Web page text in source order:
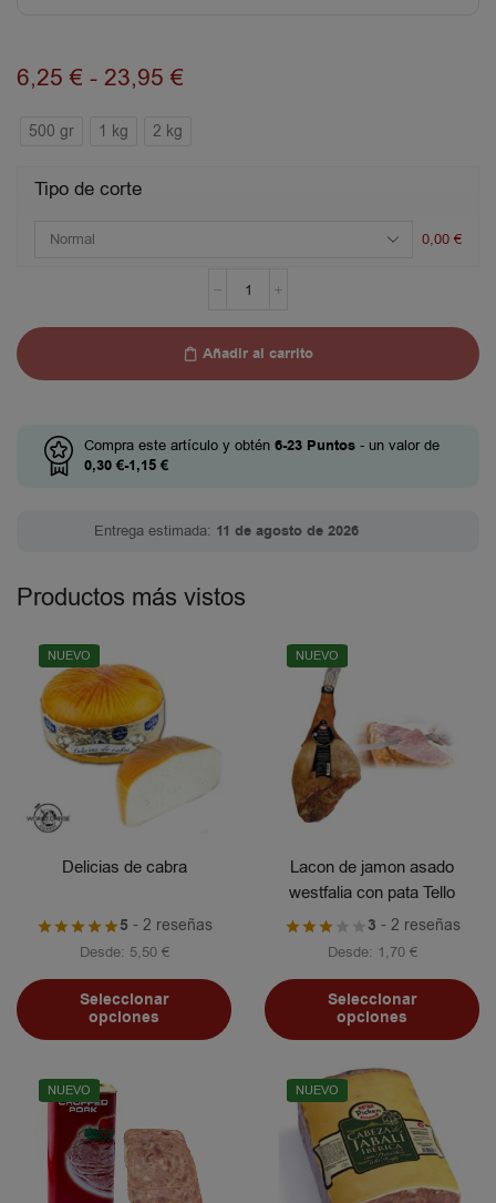
6,25 € - 23,95 €
500 gr 1 kg 2 kg
Tipo de corte
0,00 €
Añadir al carrito
Compra este artículo y obtén 6-23 Puntos - un valor de
0,30 €-1,15 €
Entrega estimada: 11 de agosto de 2026
Productos más vistos
NUEVO
Delicias de cabra
5- 2 reseñas
Desde: 5,50 €
Seleccionar
opciones
NUEVO
Lacon de jamon asado
westfalia con pata Tello
3 - 2 reseñas
Desde: 1,70 €
Seleccionar
opciones
NUEVO NUEVO